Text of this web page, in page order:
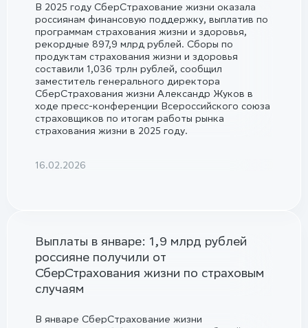
В 2025 году СберСтрахование жизни оказала
россиянам финансовую поддержку, выплатив по
программам страхования жизни и здоровья,
рекордные 897,9 млрд рублей. Сборы по
продуктам страхования жизни и здоровья
составили 1,036 трлн рублей, сообщил
заместитель генерального директора
СберСтрахования жизни Александр Жуков в
ходе пресс-конференции Всероссийского союза
страховщиков по итогам работы рынка
страхования жизни в 2025 году.
16.02.2026
Выплаты в январе: 1,9 млрд рублей
россияне получили от
СберСтрахования жизни по страховым
случаям
В январе СберСтрахование жизни